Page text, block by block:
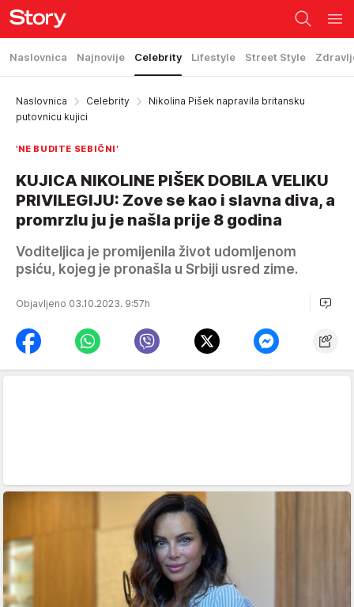
Naslovnica Najnovije Celebrity Lifestyle Street Style
Naslovnica Celebrity
Nikolina Pišek napravila britansku
putovnicu kujici
'NE BUDITE SEBIČNI'
KUJICA NIKOLINE PIŠEK DOBILA VELIKU
PRIVILEGIJU: Zove se kao i slavna diva, a
promrzlu ju je našla prije 8 godina
Voditeljica je promijenila život udomljenom
psiću, kojeg je pronašla u Srbiji usred zime.
Objavljeno 03.10.2023. 9:57h